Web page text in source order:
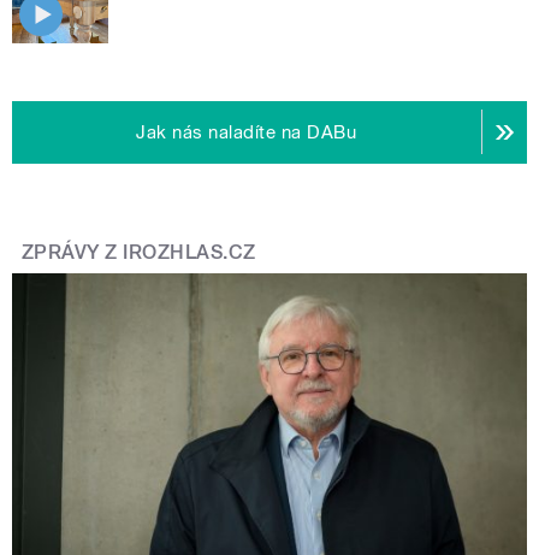
Jak nás naladíte na DABu
ZPRÁVY Z IROZHLAS.CZ